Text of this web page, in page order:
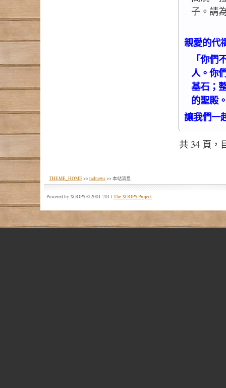
子。請
親愛的代
「你
人。你
基石；
的聖殿
讓我們一
共 34 頁，
THEME_HOME>>tadnews>> 本站消息
Powered by XOOPS © 2001-2011 The XOOPS Project